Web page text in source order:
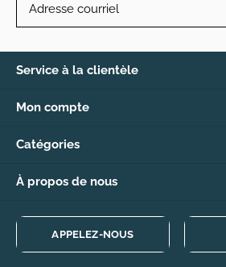
Service à la clientèle
Mon compte
Catégories
À propos de nous
APPELEZ-NOUS